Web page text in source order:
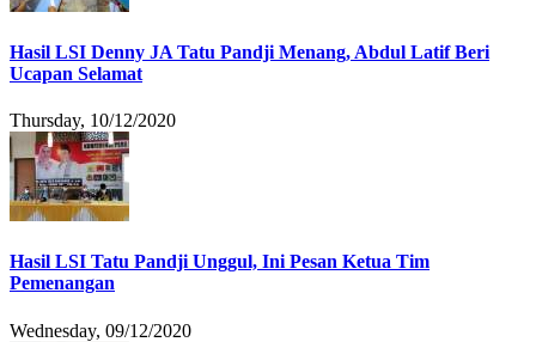
Hasil LSI Denny JA Tatu Pandji Menang, Abdul Latif Beri
Ucapan Selamat
Thursday, 10/12/2020
Hasil LSI Tatu Pandji Unggul, Ini Pesan Ketua Tim
Pemenangan
Wednesday, 09/12/2020